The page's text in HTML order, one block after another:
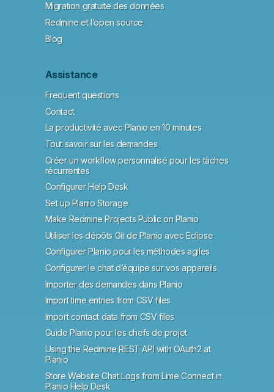
Migration gratuite des données
Redmine et l’open source
Blog
Assistance
Frequent questions
Contact
La productivité avec Planio en 10 minutes
Tout savoir sur les demandes
Créer un workflow personnalisé pour les tâches
récurrentes
Configurer Help Desk
Set up Planio Storage
Make Redmine Projects Public on Planio
Utiliser les dépôts Git de Planio avec Eclipse
Configurer Planio pour les méthodes agiles
Configurer le chat d’équipe sur vos appareils
Importer des demandes dans Planio
Import time entries from CSV files
Import contact data from CSV files
Guide Planio pour les chefs de projet
Using the Redmine REST API with OAuth2 at
Planio
Store Website Chat Logs from Lime Connect in
Planio Help Desk